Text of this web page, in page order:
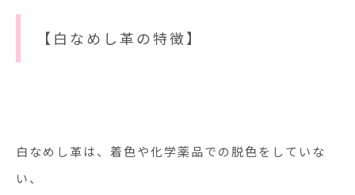
【白なめし革の特徴】
白なめし革は、着色や化学薬品での脱色をしていな
い、